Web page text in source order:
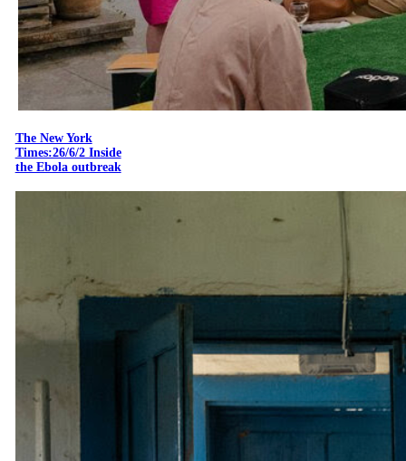
The New York
Times:26/6/2 Inside
the Ebola outbreak